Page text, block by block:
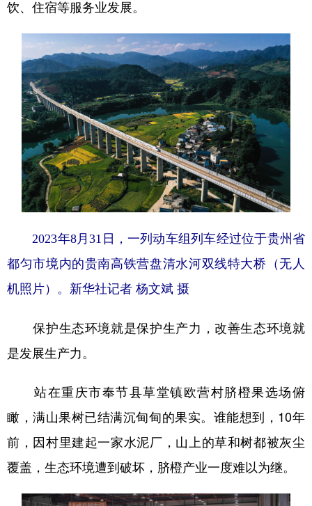
饮、住宿等服务业发展。
2023年8月31日，一列动车组列车经过位于贵州省
都匀市境内的贵南高铁营盘清水河双线特大桥（无人
机照片）。 新华社记者 杨文斌 摄
保护生态环境就是保护生产力，改善生态环境就
是发展生产力。
站在重庆市奉节县草堂镇欧营村脐橙果选场俯
瞰，满山果树已结满沉甸甸的果实。谁能想到，10年
前，因村里建起一家水泥厂，山上的草和树都被灰尘
覆盖，生态环境遭到破坏，脐橙产业一度难以为继。